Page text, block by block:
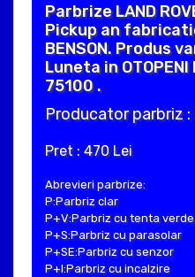
Parbrize LAND
Pickup an
BENSON. Produs
Luneta in
75100 .
Producator parbriz :
Pret : 470 Lei
Abrevieri parbrize:
P:Parbriz clar
P+V:Parbriz cu tenta verde
P+S:Parbriz cu parasolar
P+SE:Parbriz cu senzor
P+I:Parbriz cu incalzire